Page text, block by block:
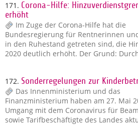
171. Corona-Hilfe:
erhöht
Im Zuge der Corona-Hilfe hat die
Bundesregierung für Rentnerinnen
in den Ruhestand getreten sind, die
2020 deutlich erhöht. Der Grund:
172. Sonderregelungen zur
Das Innenministerium und das
Finanzministerium haben am 27. Mai
Umgang mit dem Coronavirus für
sowie Tarifbeschäftigte des Landes